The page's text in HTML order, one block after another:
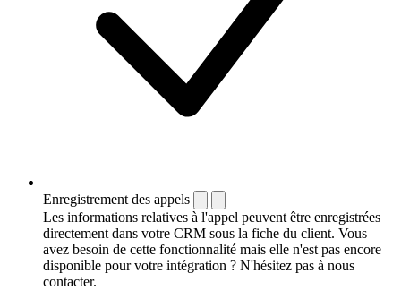
Enregistrement des appels
Les informations relatives à l'appel peuvent être enregistrées
directement dans votre CRM sous la fiche du client. Vous
avez besoin de cette fonctionnalité mais elle n'est pas encore
disponible pour votre intégration ? N'hésitez pas à nous
contacter.